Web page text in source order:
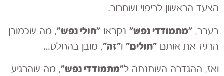
הצעד הראשון לריפוי ושחרור.
בעבר, ״מתמודדי נפש״ נקראו ״חולי נפש״, מה שכמובן
הרגיז את אותם ״חולים״ ו״זה״, מובן בהחלט…
ואז, ההגדרה השתנתה ל״מתמודדי נפש״, מה שהרגיע